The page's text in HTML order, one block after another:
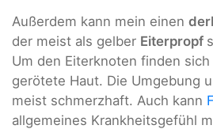
Außerdem kann mein einen
der meist als gelber Eiterpropf
Um den Eiterknoten finden
gerötete Haut. Die Umgebung
meist schmerzhaft. Auch kann
allgemeines Krankheitsgefühl